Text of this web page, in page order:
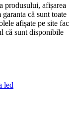
produsului, afișarea
că sunt toate
afișate pe site fac
că sunt disponibile
led